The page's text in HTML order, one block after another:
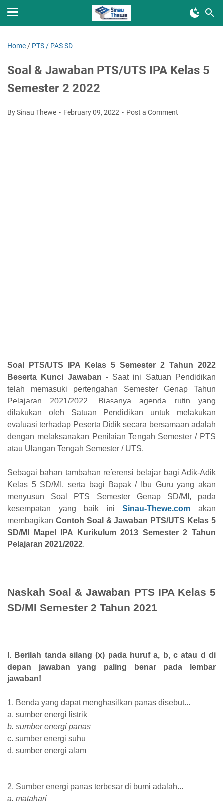
Home / PTS / PAS SD
Soal & Jawaban PTS/UTS IPA Kelas 5
Semester 2 2022
By Sinau Thewe February 09, 2022 Post a Comment
Soal PTS/UTS IPA Kelas 5 Semester 2 Tahun 2022
Beserta Kunci Jawaban - Saat ini Satuan Pendidikan
telah memasuki pertengahan Semester Genap Tahun
Pelajaran 2021/2022. Biasanya agenda rutin yang
dilakukan oleh Satuan Pendidikan untuk melakukan
evaluasi terhadap Peserta Didik secara bersamaan adalah
dengan melaksanakan Penilaian Tengah Semester / PTS
atau Ulangan Tengah Semester / UTS.
Sebagai bahan tambahan referensi belajar bagi Adik-Adik
Kelas 5 SD/MI, serta bagi Bapak / Ibu Guru yang akan
menyusun Soal PTS Semester Genap SD/MI, pada
kesempatan yang baik iniSinau-Thewe.com akan
membagikan Contoh Soal & Jawaban PTS/UTS Kelas 5
SD/MI Mapel IPA Kurikulum 2013 Semester 2 Tahun
Pelajaran 2021/2022.
Naskah Soal & Jawaban PTS IPA Kelas 5
SD/MI Semester 2 Tahun 2021
I. Berilah tanda silang (x) pada huruf a, b, c atau d di
depan jawaban yang paling benar pada lembar
jawaban!
1. Benda yang dapat menghasilkan panas disebut...
a. sumber energi listrik
b. sumber energi panas
c. sumber energi suhu
d. sumber energi alam
2. Sumber energi panas terbesar di bumi adalah...
a. matahari